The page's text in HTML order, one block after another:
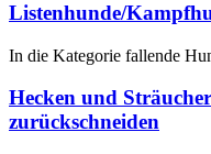
Listenhunde/
In die Kategorie fallende
Hecken und
zurückschneiden